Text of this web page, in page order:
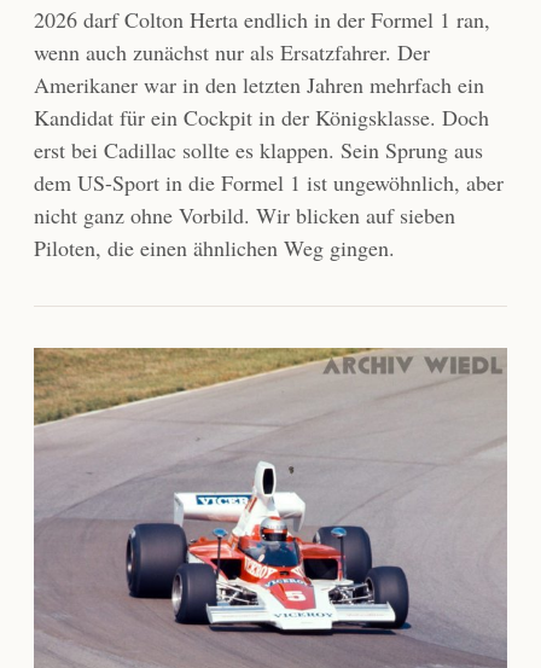
2026 darf Colton Herta endlich in der Formel 1 ran,
wenn auch zunächst nur als Ersatzfahrer. Der
Amerikaner war in den letzten Jahren mehrfach ein
Kandidat für ein Cockpit in der Königsklasse. Doch
erst bei Cadillac sollte es klappen. Sein Sprung aus
dem US-Sport in die Formel 1 ist ungewöhnlich, aber
nicht ganz ohne Vorbild. Wir blicken auf sieben
Piloten, die einen ähnlichen Weg gingen.